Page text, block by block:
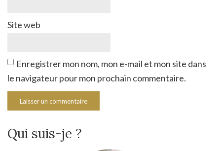
Site web
Enregistrer mon nom, mon e-mail et mon site dans
le navigateur pour mon prochain commentaire.
Qui suis-je ?